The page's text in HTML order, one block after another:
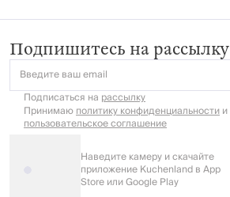
Подпишитесь на рассылку
Введите ваш email
Подписаться на рассылку
Принимаюполитику конфиденциальностии
пользовательское соглашение
Наведите камеру и скачайте
приложение Kuchenland в App
Store или Google Play